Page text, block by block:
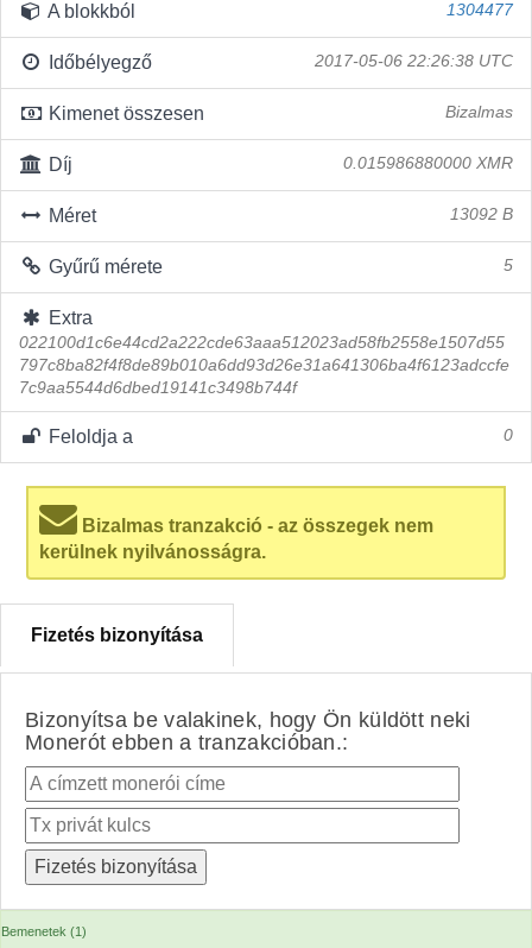
A blokkból 1304477
Időbélyegző 2017-05-06 22:26:38 UTC
Kimenet összesen Bizalmas
Díj 0.015986880000 XMR
Méret 13092 B
Gyűrű mérete 5
Extra
022100d1c6e44cd2a222cde63aaa512023ad58fb2558e1507d55
797c8ba82f4f8de89b010a6dd93d26e31a641306ba4f6123adccfe
7c9aa5544d6dbed19141c3498b744f
Feloldja a 0
Bizalmas tranzakció - az összegek nem
kerülnek nyilvánosságra.
Fizetés bizonyítása
Bizonyítsa be valakinek, hogy Ön küldött neki
Monerót ebben a tranzakcióban.:
Bemenetek (1)